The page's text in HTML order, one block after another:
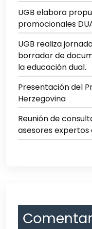
UGB elabora
promocionales
UGB realiza
borrador de
la educación dual.
Presentación del
Herzegovina
Reunión de
asesores expertos